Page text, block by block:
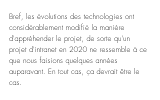
Bref, les évolutions des technologies ont
considérablement modifié la manière
d'appréhender le projet, de sorte qu'un
projet d'intranet en 2020 ne ressemble à ce
que nous faisions quelques années
auparavant. En tout cas, ça devrait être le
cas.